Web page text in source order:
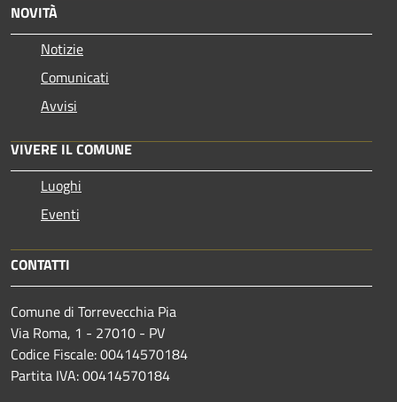
NOVITÀ
Notizie
Comunicati
Avvisi
VIVERE IL COMUNE
Luoghi
Eventi
CONTATTI
Comune di Torrevecchia Pia
Via Roma, 1 - 27010 - PV
Codice Fiscale: 00414570184
Partita IVA: 00414570184